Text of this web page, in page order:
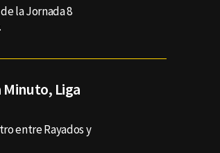
la Jornada 8
Minuto, Liga
entre Rayados y